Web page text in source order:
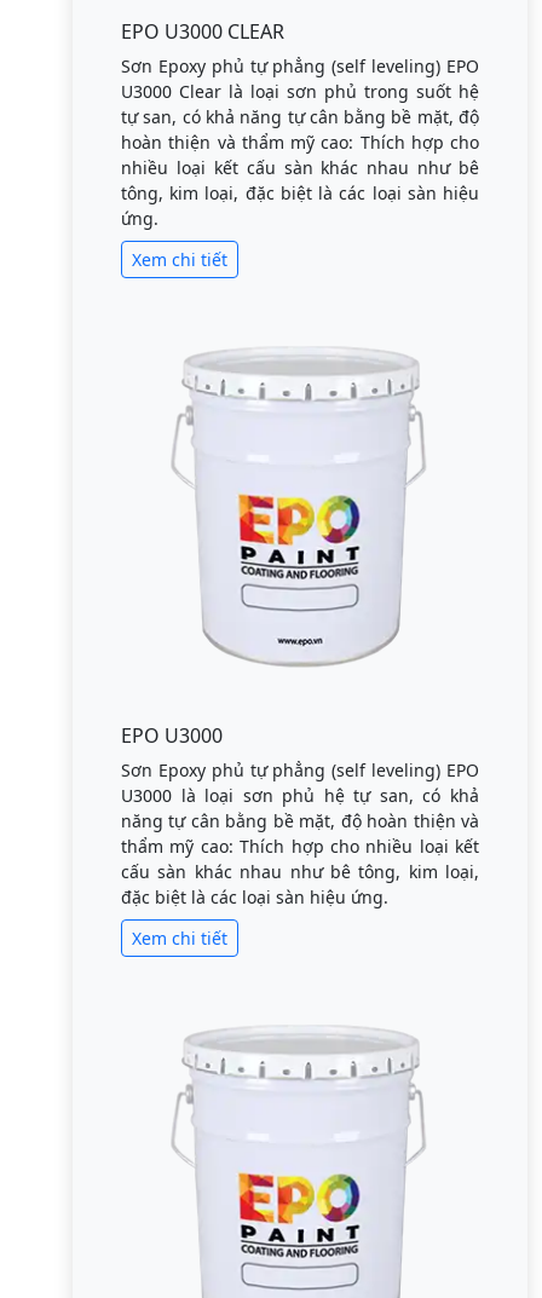
EPO U3000 CLEAR
Sơn Epoxy phủ tự phẳng (self leveling) EPO
U3000 Clear là loại sơn phủ trong suốt hệ
tự san, có khả năng tự cân bằng bề mặt, độ
hoàn thiện và thẩm mỹ cao: Thích hợp cho
nhiều loại kết cấu sàn khác nhau như bê
tông, kim loại, đặc biệt là các loại sàn hiệu
ứng.
Xem chi tiết
EPO U3000
Sơn Epoxy phủ tự phẳng (self leveling) EPO
U3000 là loại sơn phủ hệ tự san, có khả
năng tự cân bằng bề mặt, độ hoàn thiện và
thẩm mỹ cao: Thích hợp cho nhiều loại kết
cấu sàn khác nhau như bê tông, kim loại,
đặc biệt là các loại sàn hiệu ứng.
Xem chi tiết